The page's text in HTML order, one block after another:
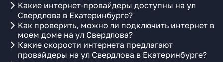
Какие интернет-провайдеры доступны на ул
Свердлова в Екатеринбурге?
Как проверить, можно ли подключить интернет в
моем доме на ул Свердлова?
Какие скорости интернета предлагают
провайдеры на ул Свердлова в Екатеринбурге?